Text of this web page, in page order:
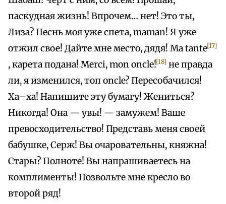
паскудная жизнь! Впрочем… нет! Это ты,
Лиза? Песнь моя уже спета, maman! Я уже
отжил свое! Дайте мне место, дядя! Ma tante[17]
, карета подана! Merci, mon oncle![18] не правда
ли, я изменился, топ oncle? Пересобачился!
Ха–ха! Напишите эту бумагу! Жениться?
Никогда! Она — увы! — замужем! Ваше
превосходительство! Представь меня своей
бабушке, Серж! Вы очаровательны, княжна!
Стары? Полноте! Вы напрашиваетесь на
комплименты! Позвольте мне кресло во
второй ряд!